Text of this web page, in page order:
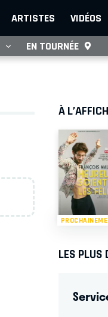
ARTISTES VIDÉOS
EN TOURNÉE
À
LES PLUS